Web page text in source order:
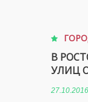
В
УЛИЦ
27.10.2016